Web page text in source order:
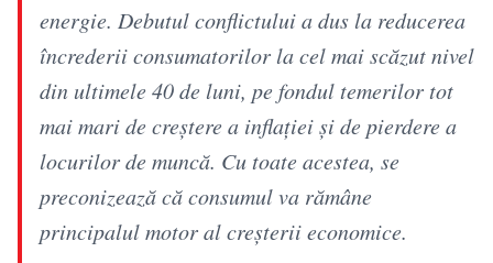
energie. Debutul conflictului a dus la reducerea
încrederii consumatorilor la cel mai scăzut nivel
din ultimele 40 de luni, pe fondul temerilor tot
mai mari de creştere a inflaţiei şi de pierdere a
locurilor de muncă. Cu toate acestea, se
preconizează că consumul va rămâne
principalul motor al creşterii economice.